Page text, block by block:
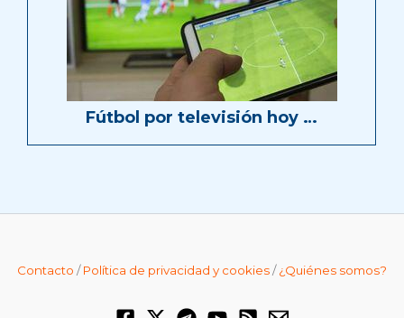
Fútbol por televisión hoy …
Contacto /Política de privacidad y cookies/¿Quiénes somos?